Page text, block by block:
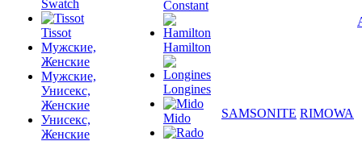
Swatch
Tissot
Мужские,
Женские
Мужские,
Унисекс,
Женские
Унисекс,
Женские
Constant
Hamilton
Longines
Mido SAMSONITE RIMOWA